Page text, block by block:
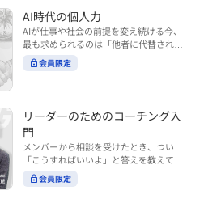
す。（順次公開） https://unlimited.glo
bis.co.jp/ja/tags/AI%E3%83%93%E3%8
2%B8%E3%83%8D%E3%82%B9%E3%
82%B7%E3%83%95%E3%83%88 ・基
礎編（第1回〜3回）：リーダーやマネー
のリーダーシップや組織変革を中心に学
ぶコース ・機能別戦略編（第8回〜12
回）：AI時代における機能別での戦略の
あり方を中心に学ぶコース より実践的な
AIツールの活用法について学びたい方は
『AI WORK SHIFTシリーズ』をご視聴く
が多い方 顧客の本当の課題や決裁者の判
断基準をつかみきれず、案件が前に進ま
ない方 再現性のある営業テクニックを身
につけたい方 ※本動画は、制作時点の情
報に基づき作成したものです（2026年7
い時代において、マネージャーとして成
果を上げ続けるためには、メンバーの個
性や特性を理解し、それに合わせた効果
的な任せ方を身につけることが重要で
す。このコースでは、ソーシャルスタイ
し、自身のリーダーシップを発揮できる
ようになっていきます。 ※本動画は、制
作時点の情報に基づき作成したものです
（2024年12月制作）
AI時代の個人力
AIが仕事や社会の前提を変え続ける今、
最も求められるのは「他者に代替されな
い個としての力」“個人力”です。 本コー
スでは、澤円氏の著書『個人力』をもと
ーマは、「Being（ありたい自分）」を
中心に据え、自ら考え（Think）、変化
し（Transform）、協働する（Collabor
ate）ことで、自分らしい価値を発揮し
ていくこと。 リスキリングやAI活用が叫
ばれる今こそ、スキルより先に“自分の
軸”を問うことが重要です。 あなたは何
会員限定
リーダーのためのコーチング入
門
メンバーから相談を受けたとき、つい
「こうすればいいよ」と答えを教えてし
まう。 あるいは、「自分で考えてほし
い」と思うあまり、すべて任せきりにし
会員限定